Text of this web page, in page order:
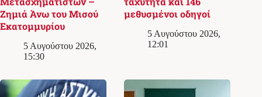
Ζημιά Άνω του Μισού
Εκατομμυρίου
5 Αυγούστου 2026,
15:30
μεθυσμένοι οδηγοί
5 Αυγούστου 2026,
12:01